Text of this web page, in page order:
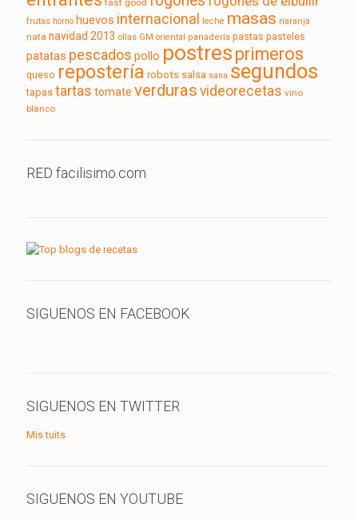
fast good
frutas horno huevos internacional leche masas naranja
nata navidad 2013 ollas GM oriental panadería pastas pasteles
patatas pescados pollo postres primeros
queso repostería robots salsa sana segundos
tapas tartas tomate verduras videorecetas vino
blanco
RED facilisimo.com
SIGUENOS EN FACEBOOK
SIGUENOS EN TWITTER
Mis tuits
SIGUENOS EN YOUTUBE